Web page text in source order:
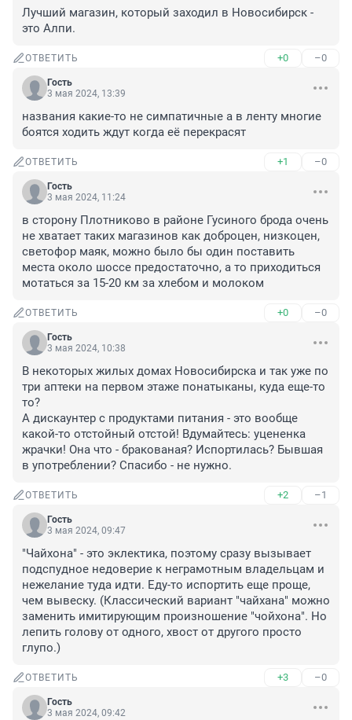
Лучший магазин, который заходил в Новосибирск -
это Алпи.
ОТВЕТИТЬ +0 –0
Гость
3 мая 2024, 13:39
названия какие-то не симпатичные а в ленту многие
боятся ходить ждут когда её перекрасят
ОТВЕТИТЬ +1 –0
Гость
3 мая 2024, 11:24
в сторону Плотниково в районе Гусиного брода очень
не хватает таких магазинов как доброцен, низкоцен,
светофор маяк, можно было бы один поставить
места около шоссе предостаточно, а то приходиться
мотаться за 15-20 км за хлебом и молоком
ОТВЕТИТЬ +0 –0
Гость
3 мая 2024, 10:38
В некоторых жилых домах Новосибирска и так уже по
три аптеки на первом этаже понатыканы, куда еще-то
то?
А дискаунтер с продуктами питания - это вообще
какой-то отстойный отстой! Вдумайтесь: уцененка
жрачки! Она что - бракованая? Испортилась? Бывшая
в употреблении? Спасибо - не нужно.
ОТВЕТИТЬ +2 –1
Гость
3 мая 2024, 09:47
"Чайхона" - это эклектика, поэтому сразу вызывает
подспудное недоверие к неграмотным владельцам и
нежелание туда идти. Еду-то испортить еще проще,
чем вывеску. (Классический вариант "чайхана" можно
заменить имитирующим произношение "чойхона". Но
лепить голову от одного, хвост от другого просто
глупо.)
ОТВЕТИТЬ +3 –0
Гость
3 мая 2024, 09:42